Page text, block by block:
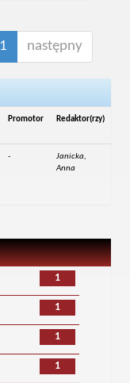
1 następny
Promotor Redaktor(rzy)
-
Janicka,
Anna
1
1
1
1